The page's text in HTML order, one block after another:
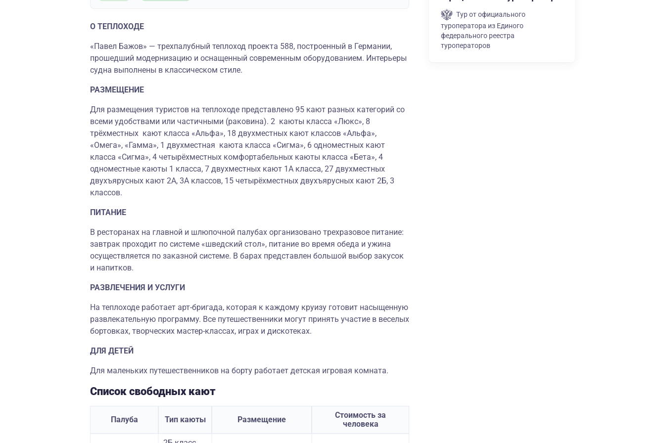
О ТЕПЛОХОДЕ
«Павел Бажов» — трехпалубный теплоход проекта 588, построенный в Германии,
прошедший модернизацию и оснащенный современным оборудованием. Интерьеры
судна выполнены в классическом стиле.
РАЗМЕЩЕНИЕ
Для размещения туристов на теплоходе представлено 95 кают разных категорий со
всеми удобствами или частичными (раковина). 2 каюты класса «Люкс», 8
трёхместных кают класса «Альфа», 18 двухместных кают классов «Альфа»,
«Омега», «Гамма», 1 двухместная каюта класса «Сигма», 6 одноместных кают
класса «Сигма», 4 четырёхместных комфортабельных каюты класса «Бета», 4
одноместные каюты 1 класса, 7 двухместных кают 1А класса, 27 двухместных
двухъярусных кают 2А, 3А классов, 15 четырёхместных двухъярусных кают 2Б, 3
классов.
ПИТАНИЕ
В ресторанах на главной и шлюпочной палубах организовано трехразовое питание:
завтрак проходит по системе «шведский стол», питание во время обеда и ужина
осуществляется по заказной системе. В барах представлен большой выбор закусок
и напитков.
РАЗВЛЕЧЕНИЯ И УСЛУГИ
На теплоходе работает арт-бригада, которая к каждому круизу готовит насыщенную
развлекательную программу. Все путешественники могут принять участие в веселых
бортовках, творческих мастер-классах, играх и дискотеках.
ДЛЯ ДЕТЕЙ
Для маленьких путешественников на борту работает детская игровая комната.
Список свободных кают
Палуба Тип каюты Размещение
Стоимость за
человека
Тур от официального
туроператора из Единого
федерального реестра
туроператоров